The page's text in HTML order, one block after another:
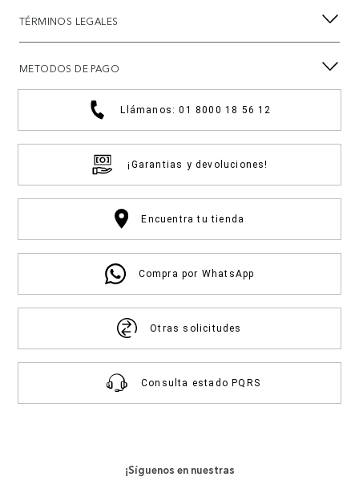
TÉRMINOS LEGALES
METODOS DE PAGO
Llámanos: 01 8000 18 56 12
¡Garantias y devoluciones!
Encuentra tu tienda
Compra por WhatsApp
Otras solicitudes
Consulta estado PQRS
¡Síguenos en nuestras